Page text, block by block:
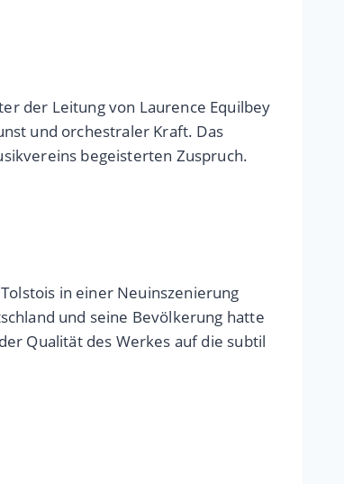
der Leitung von Laurence Equilbey
und orchestraler Kraft. Das
begeisterten Zuspruch.
in einer Neuinszenierung
und seine Bevölkerung hatte
Qualität des Werkes auf die subtil